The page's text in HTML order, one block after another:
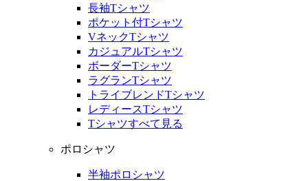
長袖Tシャツ
ポケット付Tシャツ
VネックTシャツ
カジュアルTシャツ
ボーダーTシャツ
ラグランTシャツ
トライブレンドTシャツ
レディースTシャツ
Tシャツすべて見る
ポロシャツ
半袖ポロシャツ